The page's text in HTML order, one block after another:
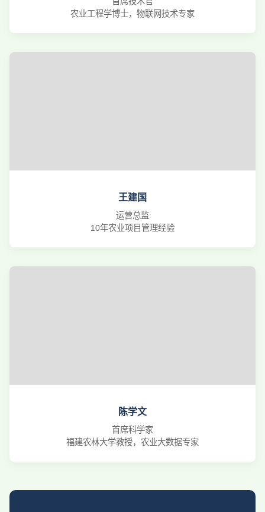
农业工程学博士，物联网技术专家
王建国
运营总监
10年农业项目管理经验
陈学文
首席科学家
福建农林大学教授，农业大数据专家